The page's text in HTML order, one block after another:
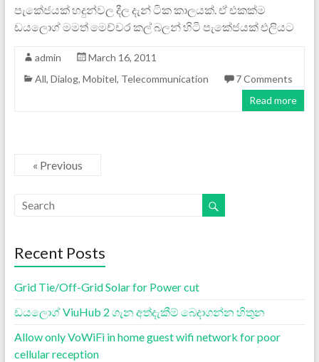
පැකේජයක් හදුන්වල දීල දැන් ටික කාලයක්. ඒ එකක්ම
ඩයලොග් මමත් මෙච්චර කල් බලන් හිටි පැකේජයක් එලියට
admin
March 16, 2011
All, Dialog, Mobitel, Telecommunication
7 Comments
Read more
« Previous
Recent Posts
Grid Tie/Off-Grid Solar for Power cut
ඩයලොග් ViuHub 2 ගැන අත්දැකීම් බෙදාගන්න හිතුන
Allow only VoWiFi in home guest wifi network for poor
cellular reception